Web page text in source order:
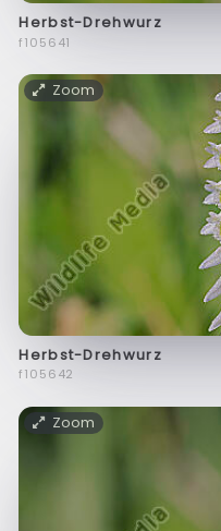
Herbst-Drehwurz
f105641
Zoom
Herbst-Drehwurz
f105642
Zoom